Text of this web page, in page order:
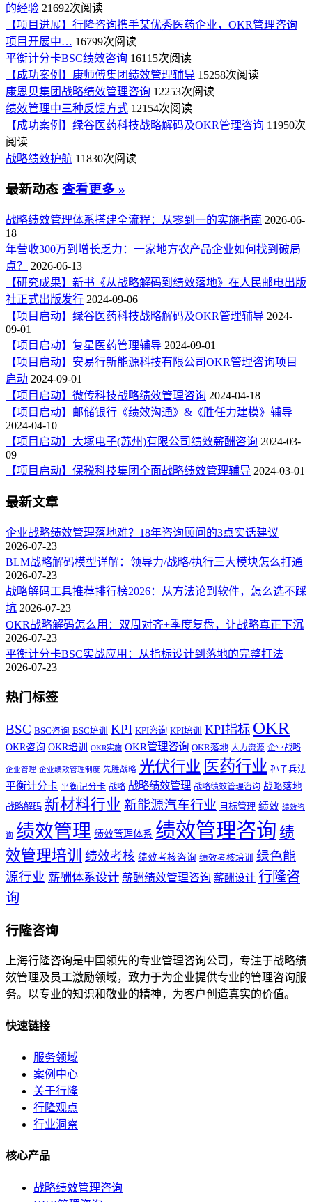
的经验 21692次阅读
【项目进展】行隆咨询携手某优秀医药企业，OKR管理咨询
项目开展中… 16799次阅读
平衡计分卡BSC绩效咨询 16115次阅读
【成功案例】康师傅集团绩效管理辅导 15258次阅读
康恩贝集团战略绩效管理咨询 12253次阅读
绩效管理中三种反馈方式 12154次阅读
【成功案例】绿谷医药科技战略解码及OKR管理咨询 11950次
阅读
战略绩效护航 11830次阅读
最新动态 查看更多 »
战略绩效管理体系搭建全流程：从零到一的实施指南 2026-06-
18
年营收300万到增长乏力：一家地方农产品企业如何找到破局
点？
2026-06-13
【研究成果】新书《从战略解码到绩效落地》在人民邮电出版
社正式出版发行 2024-09-06
【项目启动】绿谷医药科技战略解码及OKR管理辅导 2024-
09-01
【项目启动】复星医药管理辅导 2024-09-01
【项目启动】安易行新能源科技有限公司OKR管理咨询项目
启动 2024-09-01
【项目启动】微传科技战略绩效管理咨询 2024-04-18
【项目启动】邮储银行《绩效沟通》&《胜任力建模》辅导
2024-04-10
【项目启动】大塚电子(苏州)有限公司绩效薪酬咨询 2024-03-
09
【项目启动】保税科技集团全面战略绩效管理辅导 2024-03-01
最新文章
企业战略绩效管理落地难？18年咨询顾问的3点实话建议
2026-07-23
BLM战略解码模型详解：领导力/战略/执行三大模块怎么打通
2026-07-23
战略解码工具推荐排行榜2026：从方法论到软件，怎么选不踩
坑 2026-07-23
OKR战略解码怎么用：双周对齐+季度复盘，让战略真正下沉
2026-07-23
平衡计分卡BSC实战应用：从指标设计到落地的完整打法
2026-07-23
热门标签
BSC BSC咨询 BSC培训 KPI KPI咨询 KPI培训 KPI指标 OKR
OKR咨询 OKR培训 OKR实施 OKR管理咨询 OKR落地 人力资源 企业战略
企业管理 企业绩效管理制度 先胜战略 光伏行业 医药行业 孙子兵法
平衡计分卡 平衡记分卡 战略 战略绩效管理 战略绩效管理咨询 战略落地
战略解码 新材料行业 新能源汽车行业 目标管理 绩效 绩效咨
询 绩效管理 绩效管理体系 绩效管理咨询 绩
效管理培训 绩效考核 绩效考核咨询 绩效考核培训
绿色能
源行业 薪酬体系设计 薪酬绩效管理咨询 薪酬设计 行隆咨
询
行隆咨询
上海行隆咨询是中国领先的专业管理咨询公司，专注于战略绩
效管理及员工激励领域，致力于为企业提供专业的管理咨询服
务。以专业的知识和敬业的精神，为客户创造真实的价值。
快速链接
服务领域
案例中心
关于行隆
行隆观点
行业洞察
核心产品
战略绩效管理咨询